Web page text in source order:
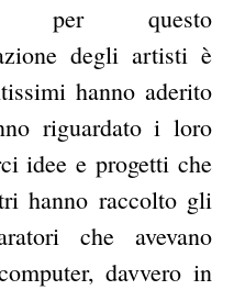
per questo
degli artisti è
hanno aderito
riguardato i loro
idee e progetti che
hanno raccolto gli
che avevano
davvero in